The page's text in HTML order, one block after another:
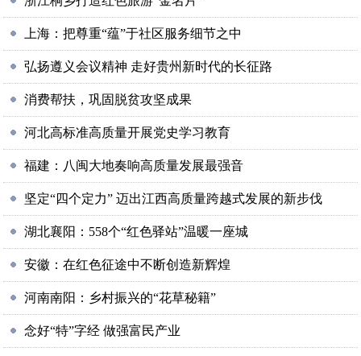
上海：把尊重“蕴”于社区服务细节之中
弘扬遵义会议精神 走好贵州新时代的长征路
消费帮扶，巩固脱贫攻坚成果
河北高标准高质量开展党史学习教育
福建：八闽大地奏响高质量发展最强音
坚定“四个定力” 迈出江西高质量跨越式发展的新步伐
湖北襄阳：558个“红色驿站”温暖一座城
安徽：在红色征途中不断创造新辉煌
河南南阳：乡村振兴的“花草秘籍”
念好“特”字经 做强富民产业